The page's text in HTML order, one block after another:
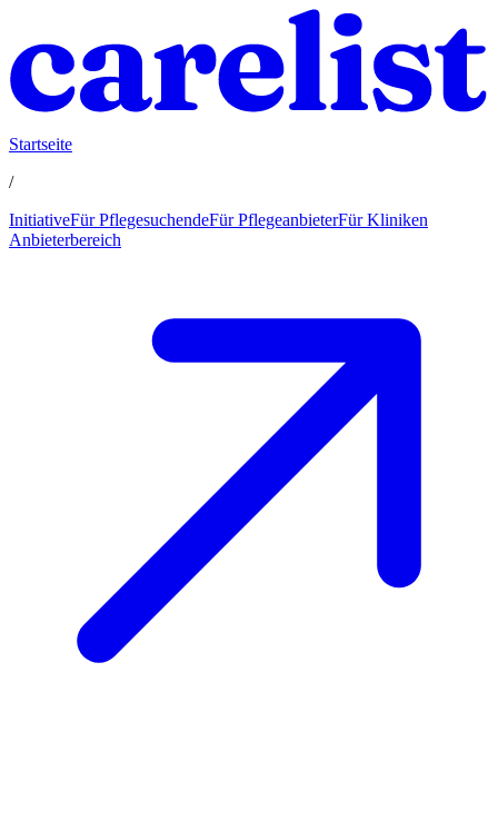
Startseite
/
InitiativeFür PflegesuchendeFür PflegeanbieterFür Kliniken
Anbieterbereich